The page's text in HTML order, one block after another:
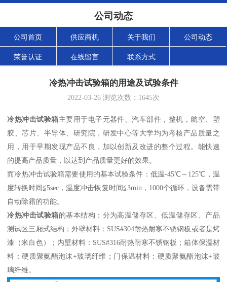
公司动态
公司首页 供应商机 关于我们 公司动态
荣誉认证 在线留言 联系方式
冷热冲击试验箱的用途及试验条件
2022-03-26 浏览次数： 1645次
冷热冲击试验箱主要用于电子元器件、汽车部件，整机，航空、塑
胶、芯片、半导体、研究院，研发中心等大学均为考核产品质量之
用，用于早期发现产品不良，加以创新及改进的整个过程。能快速
的提高产品质量，以达到产品质量更好的效果。
而冷热冲击试验箱需要使用的基本试验条件：低温-45℃～ 125℃，温
度转换时间≦5sec ，温度冲击恢复时间≦3min， 1000个循环，设备需带
自动除霜的功能。
冷热冲击试验箱的基本结构：分为高温儲存区、低温儲存区、产品
测试区三厢式结构；外壁材料： SUS#304耐热耐寒不锈钢板或者是烤
漆（米白色）；内壁材料： SUS#316耐热耐寒不锈钢板；箱体保温材
料：硬质聚氨酯泡沫+玻璃纤维；门保温材料：硬质聚氨酯泡沫+玻
璃纤维。